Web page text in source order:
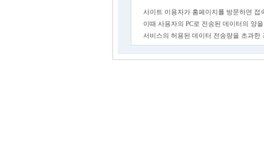
사이트 이용자가 홈페이지를 방문하면 접
이때 사용자의 PC로 전송된 데이터의 양
서비스의 허용된 데이터 전송량을 초과